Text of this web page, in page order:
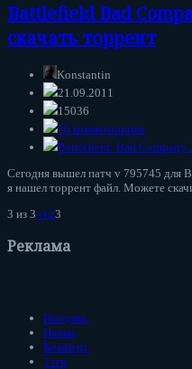
Battlefield Bad
скачать торрент
Konstantin
21.09.2011
15036
16 комментариев
Battlefield: Bad Company
Сегодня вышел патч v 795745 для
я нашел торрент файл. Можете
3 из 3«1 23
Реклама
Популяр.
Новые
Коммент.
Тэги